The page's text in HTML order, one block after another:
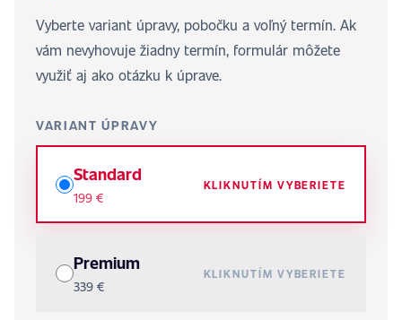
Vyberte variant úpravy, pobočku a voľný termín. Ak
vám nevyhovuje žiadny termín, formulár môžete
využiť aj ako otázku k úprave.
VARIANT ÚPRAVY
Standard
199 €
KLIKNUTÍM VYBERIETE
Premium
339 €
KLIKNUTÍM VYBERIETE